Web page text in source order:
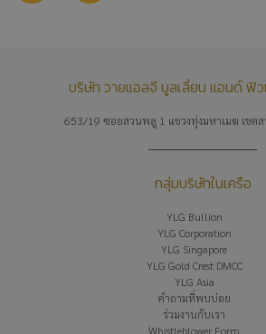
บริษัท วายแอลจี บูลเลี่ยน แอนด์ ฟิ
653/19 ซอยสวนพลู 1 แขวงทุ่งมหาเมฆ เขต
กลุ่มบริษัทในเครือ
YLG Bullion
YLG Corporation
YLG Singapore
YLG Gold Crest DMCC
YLG Asia
คำถามที่พบบ่อย
ร่วมงานกับเรา
Whistleblower Form